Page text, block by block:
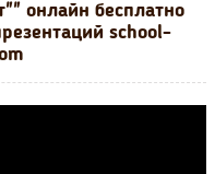
онлайн бесплатно
school-